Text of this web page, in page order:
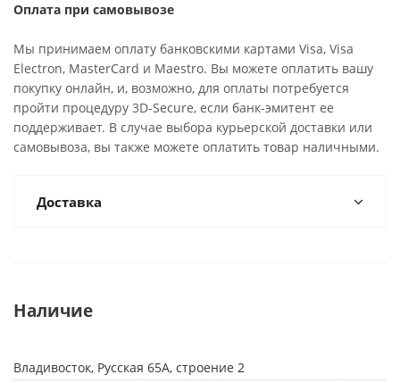
Оплата при самовывозе
Мы принимаем оплату банковскими картами Visa, Visa
Electron, MasterCard и Maestro. Вы можете оплатить вашу
покупку онлайн, и, возможно, для оплаты потребуется
пройти процедуру 3D-Secure, если банк-эмитент ее
поддерживает. В случае выбора курьерской доставки или
самовывоза, вы также можете оплатить товар наличными.
Доставка
Наличие
Владивосток, Русская 65А, строение 2